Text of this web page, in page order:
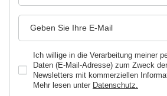
Geben Sie Ihre E-Mail
Ich willige in die Verarbeitung meiner
Daten (E-Mail-Adresse) zum Zweck
Newsletters mit kommerziellen
Mehr lesen unter Datenschutz.